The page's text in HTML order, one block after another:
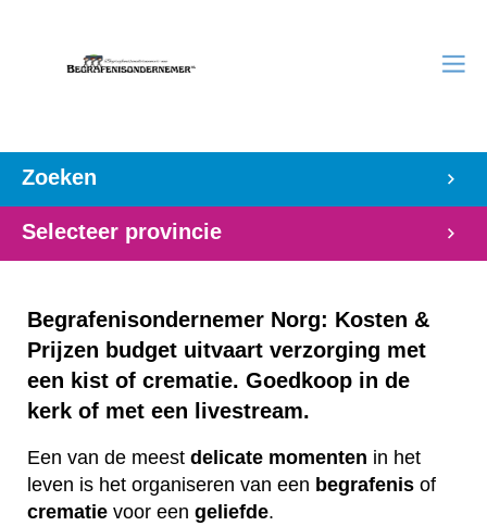
Zoeken
Selecteer provincie
Begrafenisondernemer Norg: Kosten &
Prijzen budget uitvaart verzorging met
een kist of crematie. Goedkoop in de
kerk of met een livestream.
Een van de meest delicate momenten in het
leven is het organiseren van een begrafenis of
crematie voor een geliefde.